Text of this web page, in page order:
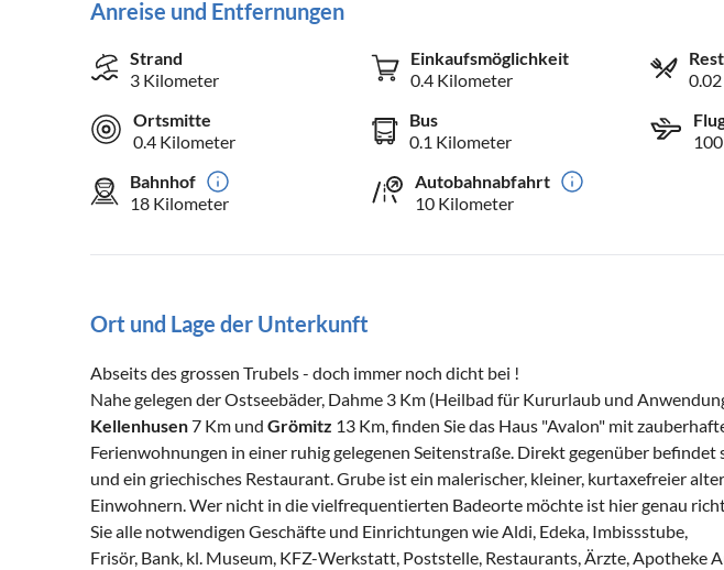
Anreise und Entfernungen
Strand
3 Kilometer
Einkaufsmöglichkeit
0.4 Kilometer
Ortsmitte
0.4 Kilometer
Bus
0.1 Kilometer
Bahnhof
18 Kilometer
Autobahnabfahrt
10 Kilometer
Ort und Lage der Unterkunft
Abseits des grossen Trubels - doch immer noch dicht bei !
Nahe gelegen der Ostseebäder, Dahme 3 Km (Heilbad für Kururlaub und
Kellenhusen7 Km und Grömitz 13 Km, finden Sie das Haus "Avalon" mit
Ferienwohnungen in einer ruhig gelegenen Seitenstraße. Direkt gegenüber befindet
und ein griechisches Restaurant. Grube ist ein malerischer, kleiner, kurtaxefreier
Einwohnern. Wer nicht in die vielfrequentierten Badeorte möchte ist hier genau
Sie alle notwendigen Geschäfte und Einrichtungen wie Aldi, Edeka, Imbissstube,
Frisör, Bank, kl. Museum, KFZ-Werkstatt, Poststelle, Restaurants, Ärzte, Apotheke